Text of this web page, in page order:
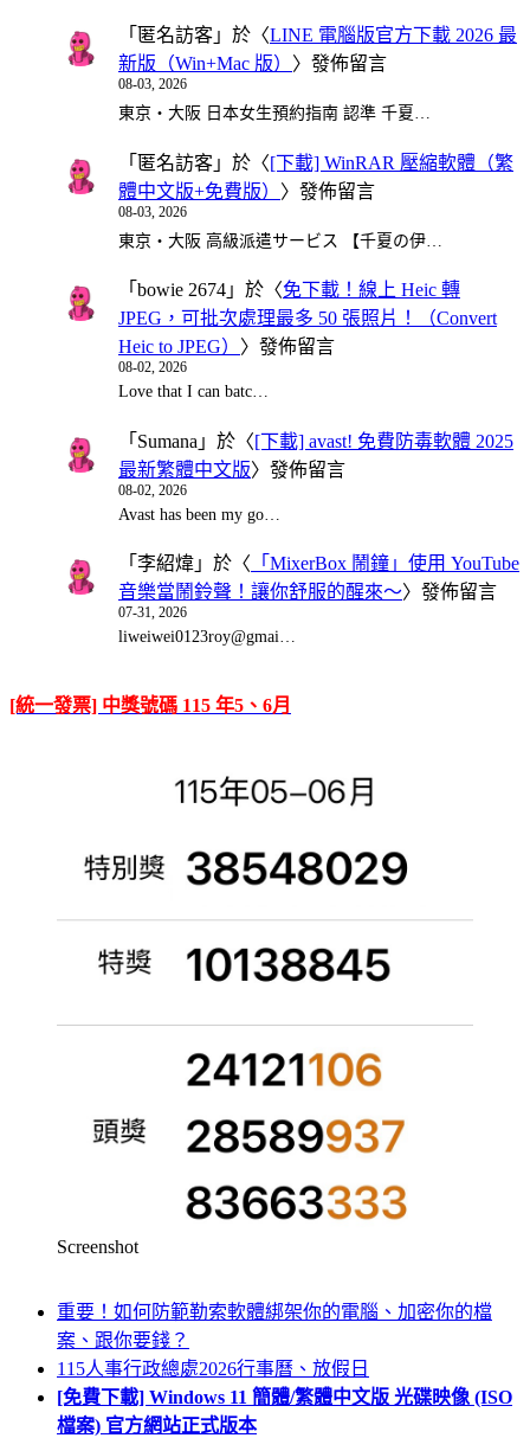
「 匿名訪客 」於〈LINE 電腦版官方下載 2026 最
新版（Win+Mac 版） 〉發佈留言
08-03, 2026
東京・大阪 日本女生預約指南 認準 千夏…
「 匿名訪客 」於〈[下載] WinRAR 壓縮軟體（繁
體中文版+免費版） 〉發佈留言
08-03, 2026
東京・大阪 高級派遣サービス 【千夏の伊…
「 bowie 2674 」於〈免下載！線上 Heic 轉
JPEG，可批次處理最多 50 張照片！（Convert
Heic to JPEG） 〉發佈留言
08-02, 2026
Love that I can batc…
「 Sumana 」於〈[下載] avast! 免費防毒軟體 2025
最新繁體中文版〉發佈留言
08-02, 2026
Avast has been my go…
「 李紹煒 」於〈 「MixerBox 鬧鐘」使用 YouTube
音樂當鬧鈴聲！讓你舒服的醒來～〉發佈留言
07-31, 2026
liweiwei0123roy@gmai…
[統一發票] 中獎號碼 115 年5、6月
Screenshot
重要！如何防範勒索軟體綁架你的電腦、加密你的檔
案、跟你要錢？
115人事行政總處2026行事曆、放假日
[免費下載] Windows 11 簡體/繁體中文版 光碟映像 (ISO
檔案) 官方網站正式版本